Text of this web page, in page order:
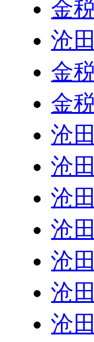
金
沧
金
金
沧
沧
沧
沧
沧
沧
沧